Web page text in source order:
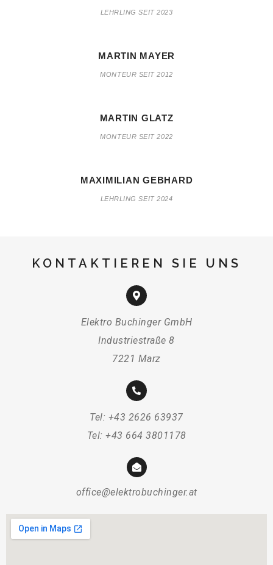
LEHRLING SEIT 2023
MARTIN MAYER
MONTEUR SEIT 2012
MARTIN GLATZ
MONTEUR SEIT 2022
MAXIMILIAN GEBHARD
LEHRLING SEIT 2024
KONTAKTIEREN SIE UNS
Elektro Buchinger GmbH
Industriestraße 8
7221 Marz
Tel: +43 2626 63937
Tel: +43 664 3801178
office@elektrobuchinger.at